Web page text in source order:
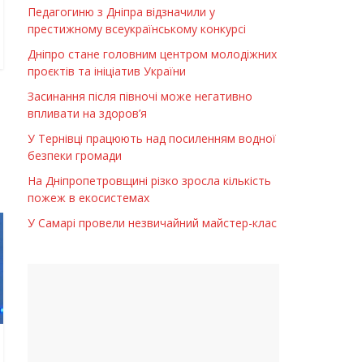
Педагогиню з Дніпра відзначили у
престижному всеукраїнському конкурсі
Дніпро стане головним центром молодіжних
проєктів та ініціатив України
Засинання після півночі може негативно
впливати на здоров’я
У Тернівці працюють над посиленням водної
безпеки громади
На Дніпропетровщині різко зросла кількість
пожеж в екосистемах
У Самарі провели незвичайний майстер-клас